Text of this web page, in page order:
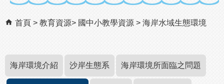
首頁 教育資源 國中小教學資源 海岸水域生態環境
海岸環境介紹 沙岸生態系 海岸環境所面臨之問題